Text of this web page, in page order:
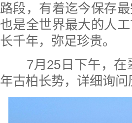
路段，有着迄今保存
也是全世界最大的人
长千年，弥足珍贵。
7月25日下午，在
年古柏长势，详细询